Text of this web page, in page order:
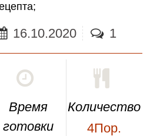
;
16.10.2020 1
Время
готовки
Количество
4Пор.